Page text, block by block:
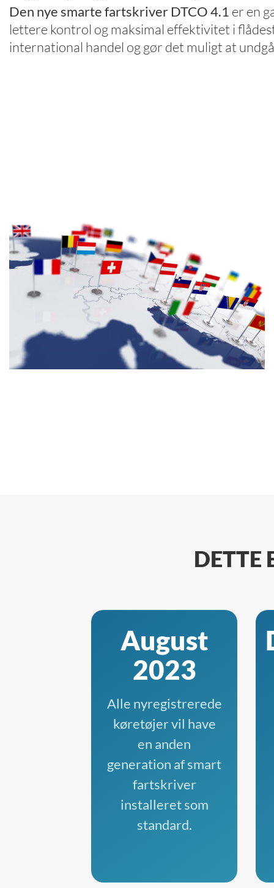
Den nye smarte fartskriver DTCO 4.1 er en
lettere kontrol og maksimal effektivitet i
international handel og gør det muligt at
DETTE
August
2023
Alle nyregistrerede
køretøjer vil have
en anden
generation af smart
fartskriver
installeret som
standard.